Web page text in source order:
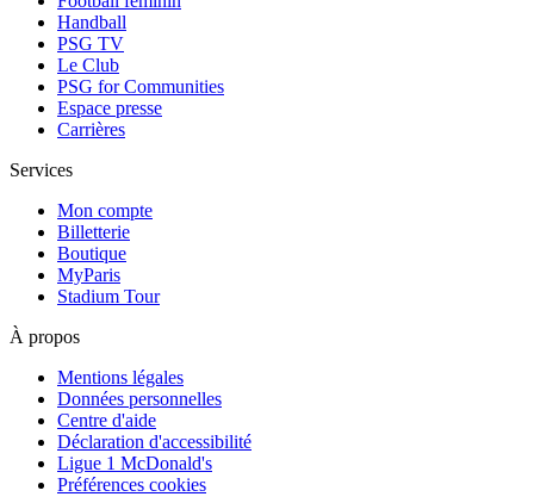
Handball
PSG TV
Le Club
PSG for Communities
Espace presse
Carrières
Services
Mon compte
Billetterie
Boutique
MyParis
Stadium Tour
À propos
Mentions légales
Données personnelles
Centre d'aide
Déclaration d'accessibilité
Ligue 1 McDonald's
Préférences cookies